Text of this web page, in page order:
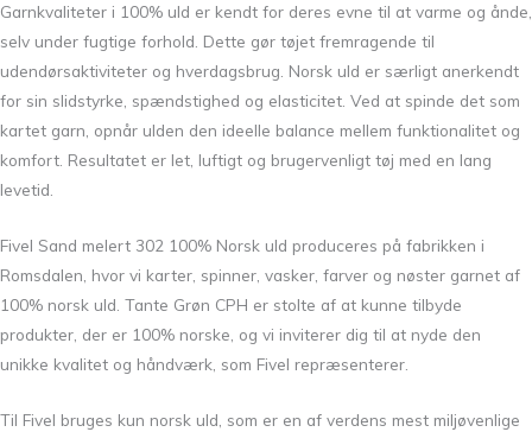
Garnkvaliteter i 100% uld er kendt for deres evne til at varme og ånde,
selv under fugtige forhold. Dette gør tøjet fremragende til
udendørsaktiviteter og hverdagsbrug. Norsk uld er særligt anerkendt
for sin slidstyrke, spændstighed og elasticitet. Ved at spinde det som
kartet garn, opnår ulden den ideelle balance mellem funktionalitet og
komfort. Resultatet er let, luftigt og brugervenligt tøj med en lang
levetid.
Fivel Sand melert 302 100% Norsk uld produceres på fabrikken i
Romsdalen, hvor vi karter, spinner, vasker, farver og nøster garnet af
100% norsk uld. Tante Grøn CPH er stolte af at kunne tilbyde
produkter, der er 100% norske, og vi inviterer dig til at nyde den
unikke kvalitet og håndværk, som Fivel repræsenterer.
Til Fivel bruges kun norsk uld, som er en af verdens mest miljøvenlige